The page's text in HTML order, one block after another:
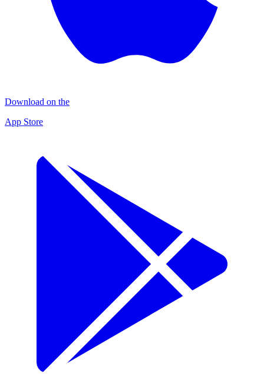
Download on the
App Store